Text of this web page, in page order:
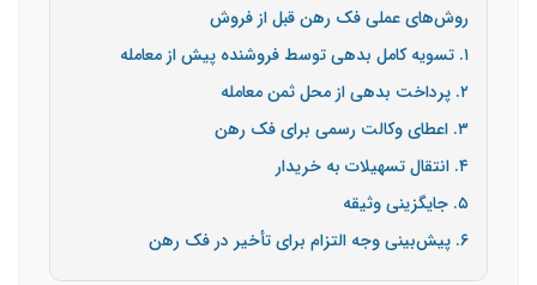
روش‌های عملی فک رهن قبل از فروش
۱. تسویه کامل بدهی توسط فروشنده پیش از معامله
۲. پرداخت بدهی از محل ثمن معامله
۳. اعطای وکالت رسمی برای فک رهن
۴. انتقال تسهیلات به خریدار
۵. جایگزینی وثیقه
۶. پیش‌بینی وجه التزام برای تأخیر در فک رهن